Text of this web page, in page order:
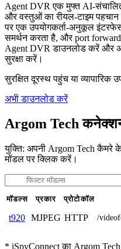
Agent DVR एक मुफ्त AI-संचालित
और वस्तुओं का रीयल-टाइम पहचान
पर एक उपयोगकर्ता-अनुकूल
समर्थन करता है, और port
Agent DVR डाउनलोड करें और
सुरक्षा करें।
सुरक्षित दूरस्थ पहुंच या व्यापारिक
अभी डाउनलोड करें
Argom Tech
युक्ति: अपनी Argom Tech कैमरे
मॉडल पर क्लिक करें।
मॉडल्स प्रकार प्रोटोकॉल
t920 MJPEG HTTP /
* iSpyConnect का Argom